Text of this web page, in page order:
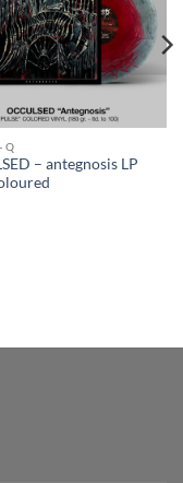
Q
– antegnosis LP